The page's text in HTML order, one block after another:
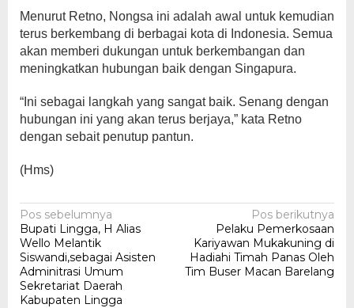
Menurut Retno, Nongsa ini adalah awal untuk kemudian
terus berkembang di berbagai kota di Indonesia. Semua
akan memberi dukungan untuk berkembangan dan
meningkatkan hubungan baik dengan Singapura.
“Ini sebagai langkah yang sangat baik. Senang dengan
hubungan ini yang akan terus berjaya,” kata Retno
dengan sebait penutup pantun.
(Hms)
Navigasi
pos
Pos sebelumnya
Bupati Lingga, H Alias
Wello Melantik
Siswandi,sebagai Asisten
Adminitrasi Umum
Sekretariat Daerah
Kabupaten Lingga
Pos berikutnya
Pelaku Pemerkosaan
Kariyawan Mukakuning di
Hadiahi Timah Panas Oleh
Tim Buser Macan Barelang